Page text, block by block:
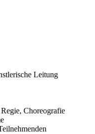
Leitung
Choreografie